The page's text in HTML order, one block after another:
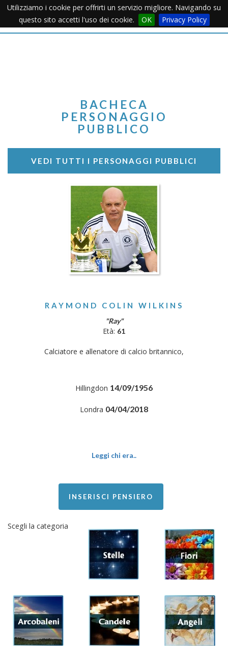
Utilizziamo i cookie per offrirti un servizio migliore. Navigando su
questo sito accetti l'uso dei cookie.
OK Privacy PolicyMenu
BACHECA
PERSONAGGIO
PUBBLICO
VEDI TUTTI I PERSONAGGI PUBBLICI
RAYMOND COLIN WILKINS
"Ray"
Età: 61
Calciatore e allenatore di calcio britannico,
Hillingdon 14/09/1956
Londra 04/04/2018
Leggi chi era..
INSERISCI PENSIERO
Scegli la categoria